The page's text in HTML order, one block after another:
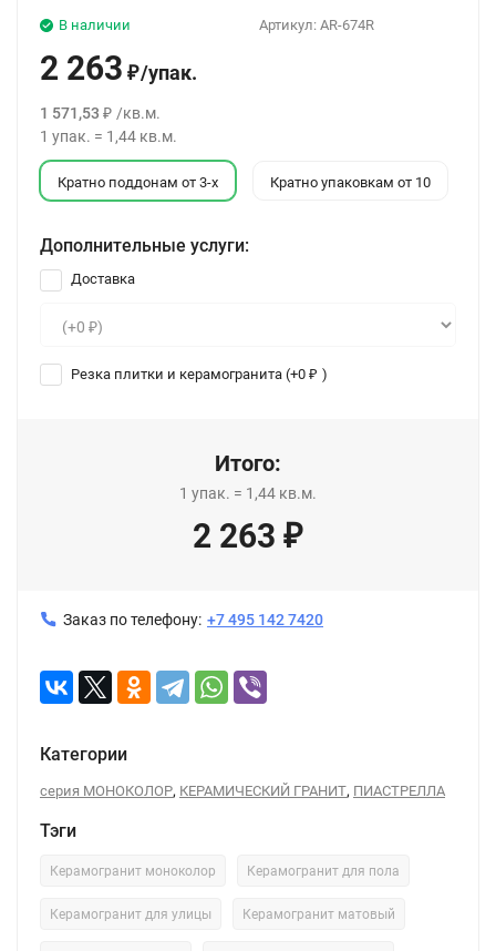
Артикул: AR-674R
В наличии
2 263 ₽/упак.
1 571,53 ₽ /кв.м.
1 упак. = 1,44 кв.м.
Кратно поддонам от 3-х Кратно упаковкам от 10
Дополнительные услуги:
Доставка
Резка плитки и керамогранита (+0 ₽ )
Итого:
1 упак. = 1,44 кв.м.
2 263 ₽
Заказ по телефону: +7 495 142 7420
Категории
серия МОНОКОЛОР, КЕРАМИЧЕСКИЙ ГРАНИТ, ПИАСТРЕЛЛА
Тэги
Керамогранит моноколор Керамогранит для пола
Керамогранит для улицы Керамогранит матовый